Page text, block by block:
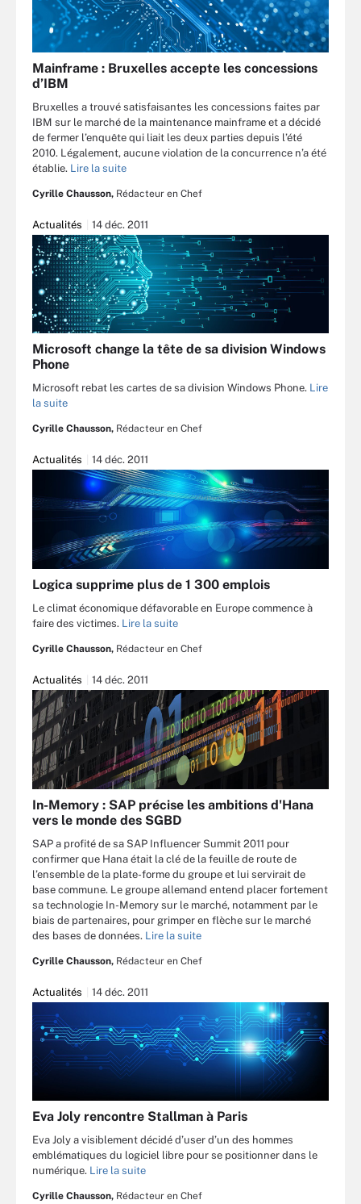
Mainframe : Bruxelles accepte les concessions
d’IBM
Bruxelles a trouvé satisfaisantes les concessions faites par
IBM sur le marché de la maintenance mainframe et a décidé
de fermer l’enquête qui liait les deux parties depuis l’été
2010. Légalement, aucune violation de la concurrence n’a été
établie. Lire la suite
Cyrille Chausson, Rédacteur en Chef
Actualités 14 déc. 2011
Microsoft change la tête de sa division Windows
Phone
Microsoft rebat les cartes de sa division Windows Phone. Lire
la suite
Cyrille Chausson, Rédacteur en Chef
Actualités 14 déc. 2011
Logica supprime plus de 1 300 emplois
Le climat économique défavorable en Europe commence à
faire des victimes. Lire la suite
Cyrille Chausson, Rédacteur en Chef
Actualités 14 déc. 2011
In-Memory : SAP précise les ambitions d'Hana
vers le monde des SGBD
SAP a profité de sa SAP Influencer Summit 2011 pour
confirmer que Hana était la clé de la feuille de route de
l’ensemble de la plate-forme du groupe et lui servirait de
base commune. Le groupe allemand entend placer fortement
sa technologie In-Memory sur le marché, notamment par le
biais de partenaires, pour grimper en flèche sur le marché
des bases de données. Lire la suite
Cyrille Chausson, Rédacteur en Chef
Actualités 14 déc. 2011
Eva Joly rencontre Stallman à Paris
Eva Joly a visiblement décidé d’user d’un des hommes
emblématiques du logiciel libre pour se positionner dans le
numérique. Lire la suite
Cyrille Chausson, Rédacteur en Chef